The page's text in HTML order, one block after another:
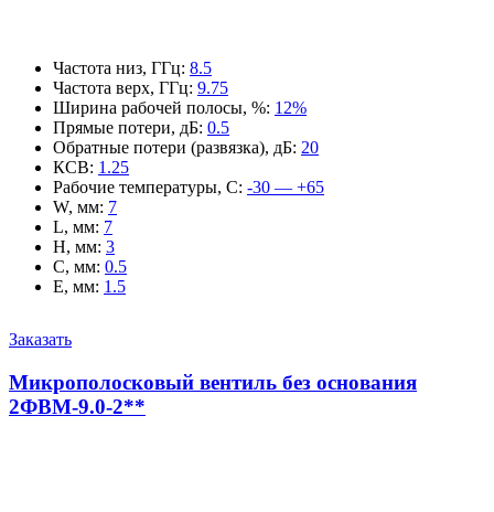
Частота низ, ГГц: 8.5
Частота верх, ГГц: 9.75
Ширина рабочей полосы, %: 12%
Прямые потери, дБ: 0.5
Обратные потери (развязка), дБ: 20
КСВ: 1.25
Рабочие температуры, С: -30 — +65
W, мм: 7
L, мм: 7
H, мм: 3
C, мм: 0.5
E, мм: 1.5
Заказать
Микрополосковый вентиль без основания
2ФВМ-9.0-2**